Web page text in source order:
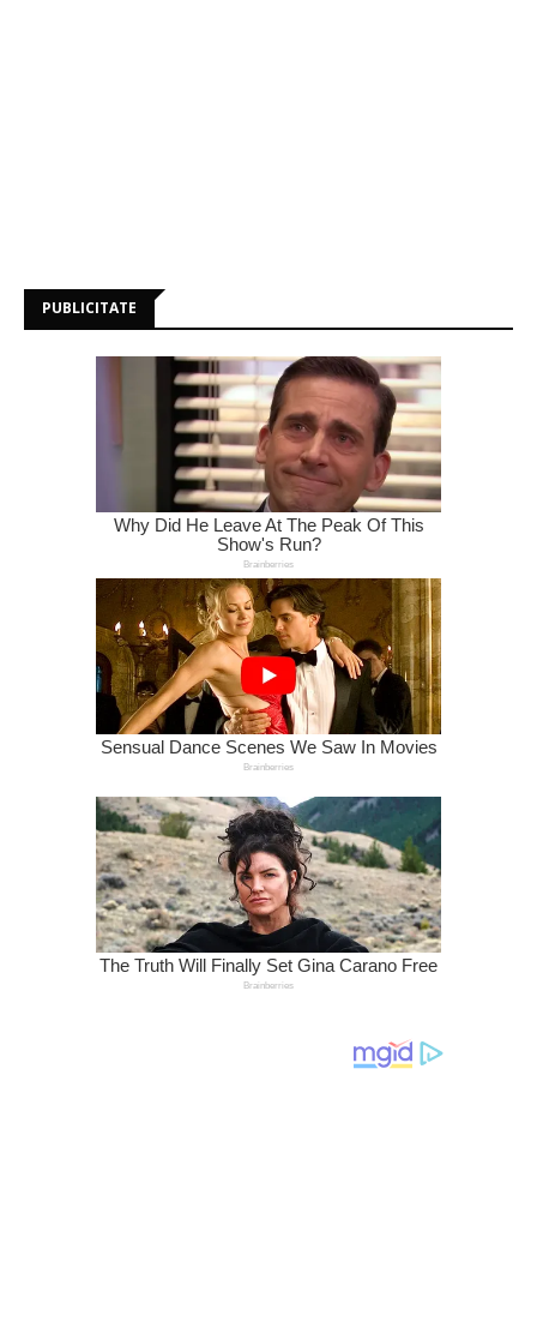
PUBLICITATE